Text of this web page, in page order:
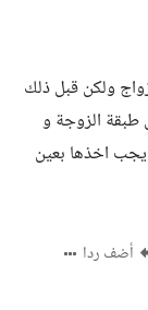
ولكن قبل ذلك
طبقة الزوجة و
يجب اخذها بعين
أضف ردا